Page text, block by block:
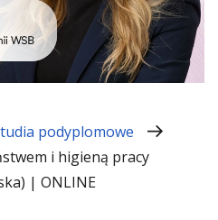
podyplomowe
i higieną pracy
| ONLINE